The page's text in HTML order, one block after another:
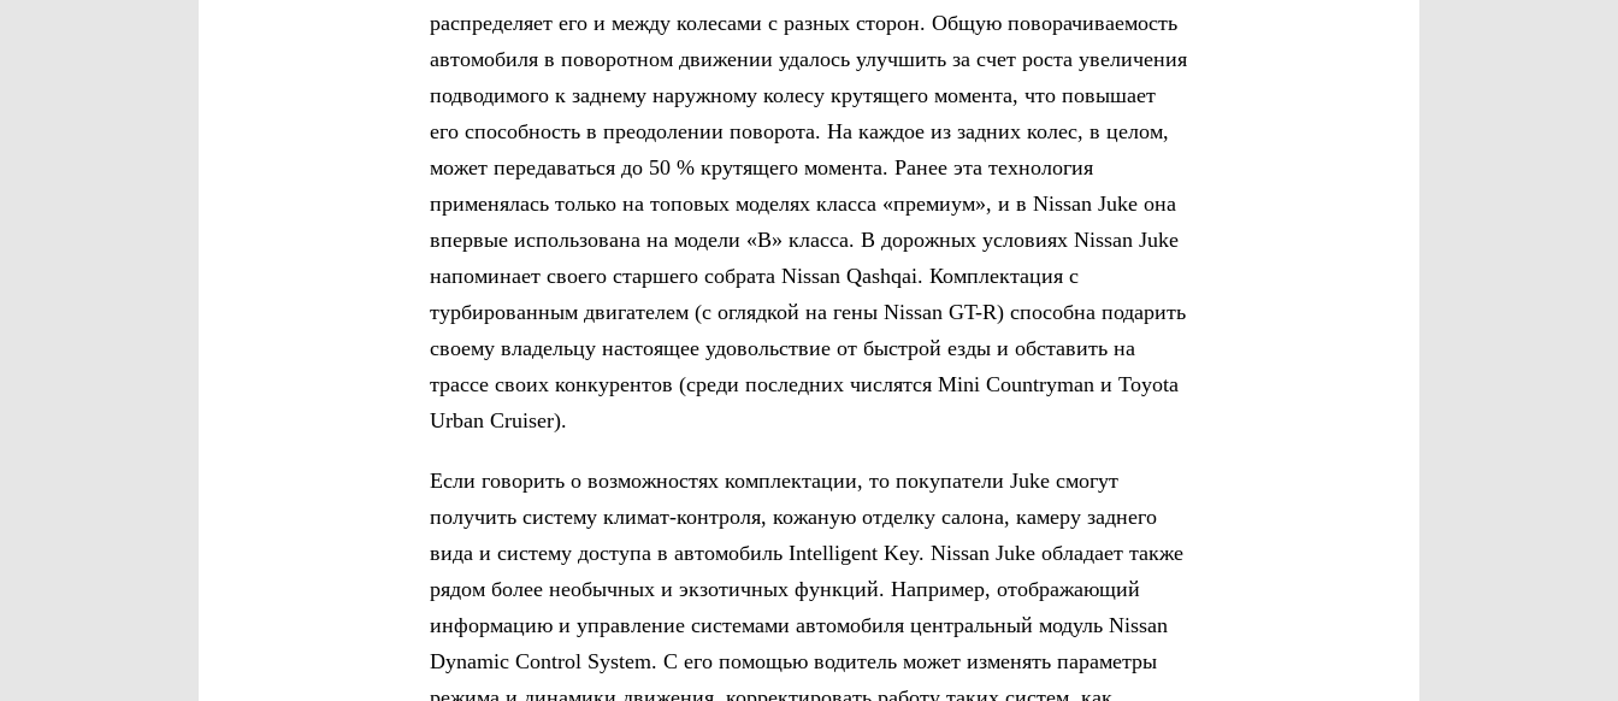
распределяет его и между колесами с разных сторон. Общую поворачиваемость
автомобиля в поворотном движении удалось улучшить за счет роста увеличения
подводимого к заднему наружному колесу крутящего момента, что повышает
его способность в преодолении поворота. На каждое из задних колес, в целом,
может передаваться до 50 % крутящего момента. Ранее эта технология
применялась только на топовых моделях класса «премиум», и в Nissan Juke она
впервые использована на модели «В» класса. В дорожных условиях Nissan Juke
напоминает своего старшего собрата Nissan Qashqai. Комплектация с
турбированным двигателем (с оглядкой на гены Nissan GT-R) способна подарить
своему владельцу настоящее удовольствие от быстрой езды и обставить на
трассе своих конкурентов (среди последних числятся Mini Countryman и Toyota
Urban Cruiser).
Если говорить о возможностях комплектации, то покупатели Juke смогут
получить систему климат-контроля, кожаную отделку салона, камеру заднего
вида и систему доступа в автомобиль Intelligent Key. Nissan Juke обладает также
рядом более необычных и экзотичных функций. Например, отображающий
информацию и управление системами автомобиля центральный модуль Nissan
Dynamic Control System. С его помощью водитель может изменять параметры